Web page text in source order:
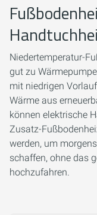
Niedertemperatur-
gut zu
mit niedrigen
Wärme aus
können elektrische
Zusatz-
werden, um
schaffen, ohne das
hochzufahren.